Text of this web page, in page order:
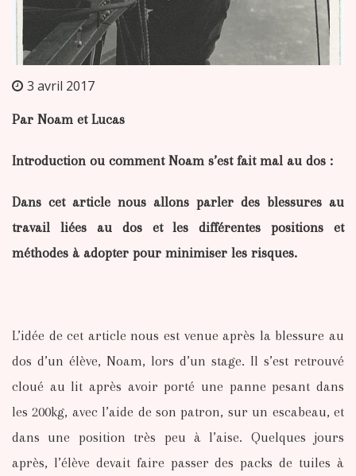
3 avril 2017
Par Noam et Lucas
Introduction ou comment Noam s’est fait mal au dos :
Dans cet article nous allons parler des blessures au
travail liées au dos et les différentes positions et
méthodes à adopter pour minimiser les risques.
L’idée de cet article nous est venue après la blessure au
dos d’un élève, Noam, lors d’un stage. Il s’est retrouvé
cloué au lit après avoir porté une panne pesant dans
les 200kg, avec l’aide de son patron, sur un escabeau, et
dans une position très peu à l’aise. Quelques jours
après, l’élève devait faire passer des packs de tuiles à